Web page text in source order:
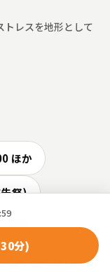
トレスを地形として
ほか
祭)
ン賞)
会 学会奨励賞
分)